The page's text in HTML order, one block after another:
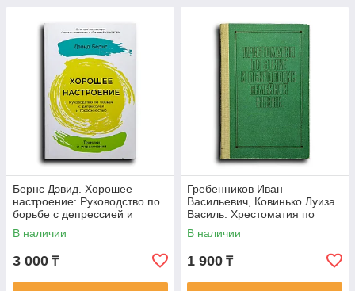
Бернс Дэвид. Хорошее
настроение: Руководство по
борьбе с депрессией и
тревожностью. Техники и
упражнения
В наличии
3 000 ₸
Гребенников Иван
Васильевич, Ковинько Луиза
Василь. Хрестоматия по
этике и психологии семейной
жизни: Учеб.
В наличии
1 900 ₸